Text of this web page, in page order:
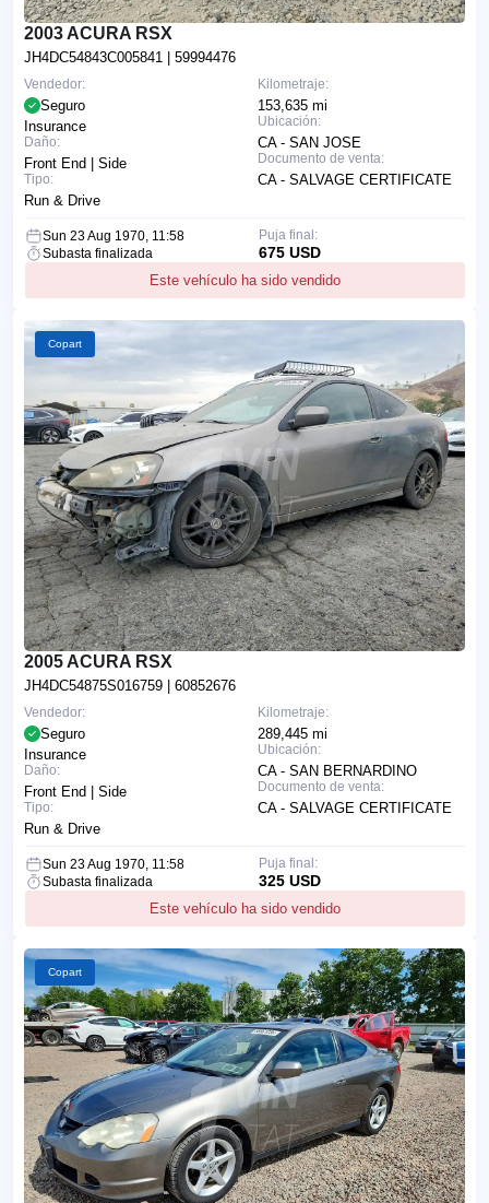
2003 ACURA RSX
JH4DC54843C005841 | 59994476
Kilometraje:
153,635 mi
Ubicación:
CA - SAN JOSE
Documento de venta:
CA - SALVAGE CERTIFICATE
Vendedor:
Seguro
Insurance
Daño:
Front End | Side
Tipo:
Run & Drive
Sun 23 Aug 1970, 11:58
Subasta finalizada
Este vehículo ha sido vendido
Puja final:
675 USD
Copart
2005 ACURA RSX
JH4DC54875S016759 | 60852676
Kilometraje:
289,445 mi
Ubicación:
CA - SAN BERNARDINO
Documento de venta:
CA - SALVAGE CERTIFICATE
Vendedor:
Seguro
Insurance
Daño:
Front End | Side
Tipo:
Run & Drive
Sun 23 Aug 1970, 11:58
Subasta finalizada
Este vehículo ha sido vendido
Puja final:
325 USD
Copart